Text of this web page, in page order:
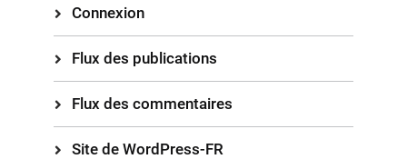
Connexion
Flux des publications
Flux des commentaires
Site de WordPress-FR